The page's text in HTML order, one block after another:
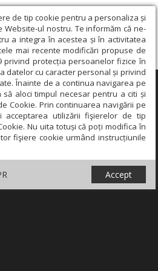
de tip cookie pentru a personaliza și
ul nostru. Te informăm că ne-
a integra în acestea și în activitatea
mai recente modificări propuse de
privind protecția persoanelor fizice în
datelor cu caracter personal și privind
Înainte de a continua navigarea pe
aloci timpul necesar pentru a citi și
Cookie. Prin continuarea navigării pe
acceptarea utilizării fişierelor de tip
Nu uita totuși că poți modifica în
fişiere cookie urmând instrucțiunile
Accept
×